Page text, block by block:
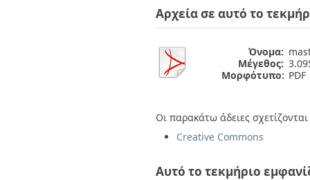
Αρχεία σε αυτό το
Όνομα:
Μέγεθος:
Μορφότυπο: PDF
Οι παρακάτω άδειες
Creative Commons
Αυτό το τεκμήριο